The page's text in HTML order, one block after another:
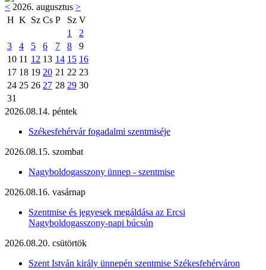
< 2026. augusztus >
H K Sz Cs P Sz V
1
2
3
4 5 6 7 8
9
10 11 12 13 14 15 16
17 18 19 20 21 22 23
24 25 26 27 28 29 30
31
2026.08.14. péntek
Székesfehérvár fogadalmi szentmiséje
2026.08.15. szombat
Nagyboldogasszony ünnep - szentmise
2026.08.16. vasárnap
Szentmise és jegyesek megáldása az Ercsi
Nagyboldogasszony-napi búcsún
2026.08.20. csütörtök
Szent István király ünnepén szentmise Székesfehérváron